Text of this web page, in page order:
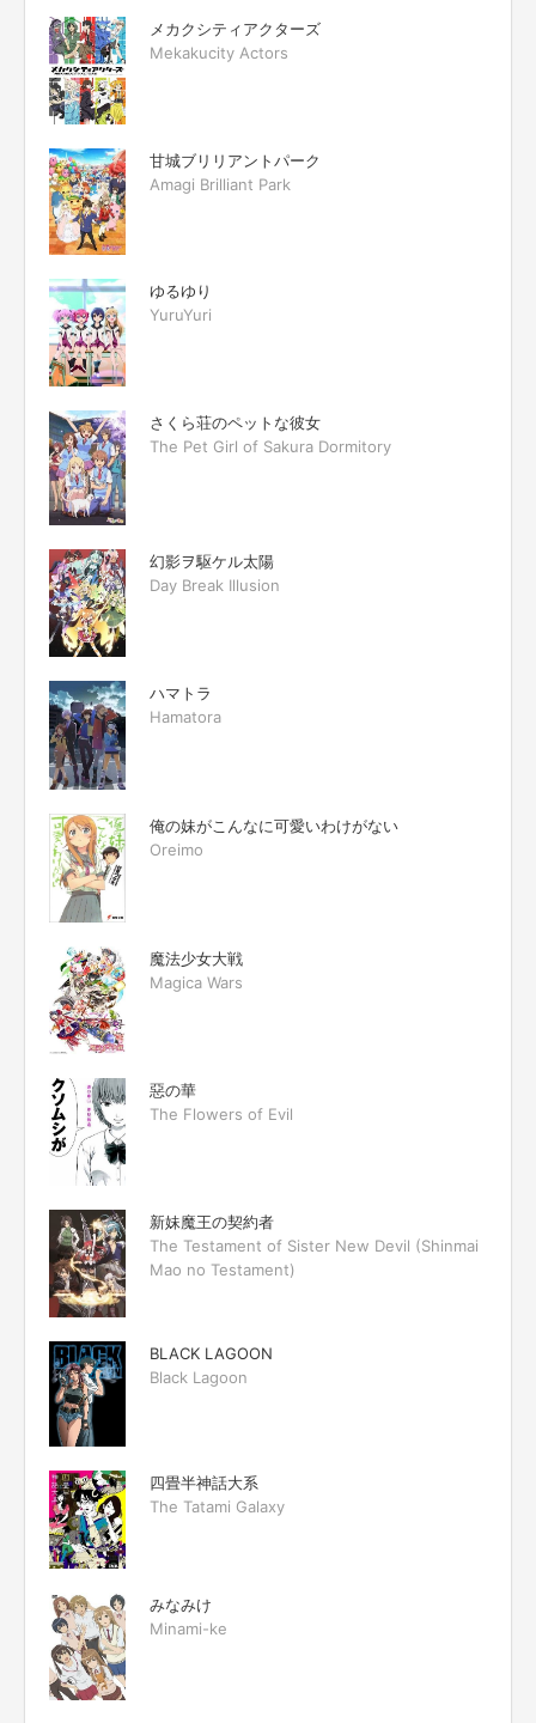
メカクシティアクターズ
Mekakucity Actors
甘城ブリリアントパーク
Amagi Brilliant Park
ゆるゆり
YuruYuri
さくら荘のペットな彼女
The Pet Girl of Sakura Dormitory
幻影ヲ駆ケル太陽
Day Break Illusion
ハマトラ
Hamatora
俺の妹がこんなに可愛いわけがない
Oreimo
魔法少女大戦
Magica Wars
惡の華
The Flowers of Evil
新妹魔王の契約者
The Testament of Sister New Devil (Shinmai
Mao no Testament)
BLACK LAGOON
Black Lagoon
四畳半神話大系
The Tatami Galaxy
みなみけ
Minami-ke